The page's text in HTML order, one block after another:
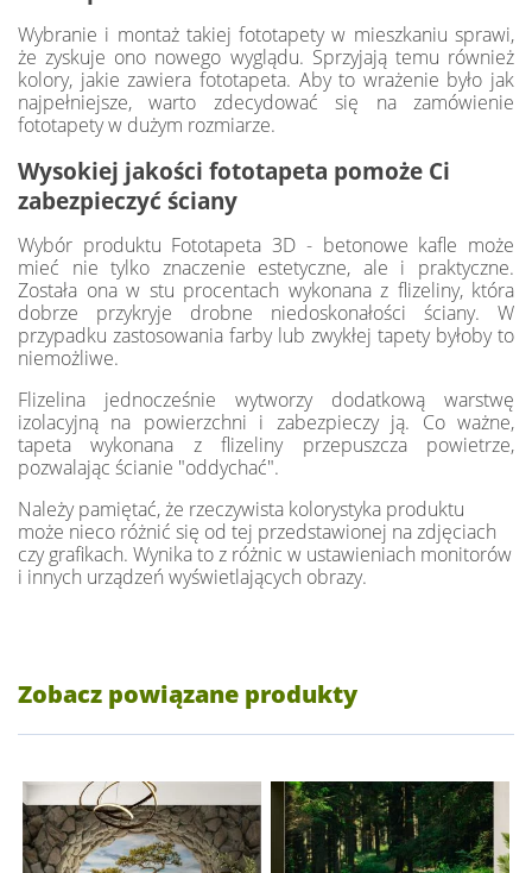
Wybranie i montaż takiej fototapety w mieszkaniu sprawi,
że zyskuje ono nowego wyglądu. Sprzyjają temu również
kolory, jakie zawiera fototapeta. Aby to wrażenie było jak
najpełniejsze, warto zdecydować się na zamówienie
fototapety w dużym rozmiarze.
Wysokiej jakości fototapeta pomoże Ci
zabezpieczyć ściany
Wybór produktu Fototapeta 3D - betonowe kafle może
mieć nie tylko znaczenie estetyczne, ale i praktyczne.
Została ona w stu procentach wykonana z flizeliny, która
dobrze przykryje drobne niedoskonałości ściany. W
przypadku zastosowania farby lub zwykłej tapety byłoby to
niemożliwe.
Flizelina jednocześnie wytworzy dodatkową warstwę
izolacyjną na powierzchni i zabezpieczy ją. Co ważne,
tapeta wykonana z flizeliny przepuszcza powietrze,
pozwalając ścianie "oddychać".
Należy pamiętać, że rzeczywista kolorystyka produktu
może nieco różnić się od tej przedstawionej na zdjęciach
czy grafikach. Wynika to z różnic w ustawieniach monitorów
i innych urządzeń wyświetlających obrazy.
Zobacz powiązane produkty